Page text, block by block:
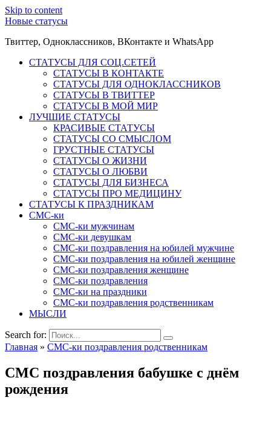
Skip to content
Новые статусы
Твиттер, Одноклассников, ВКонтакте и WhatsApp
СТАТУСЫ ДЛЯ СОЦ.СЕТЕЙ
СТАТУСЫ В КОНТАКТЕ
СТАТУСЫ ДЛЯ ОДНОКЛАССНИКОВ
СТАТУСЫ В ТВИТТЕР
СТАТУСЫ В МОЙ МИР
ЛУЧШИЕ СТАТУСЫ
КРАСИВЫЕ СТАТУСЫ
СТАТУСЫ СО СМЫСЛОМ
ГРУСТНЫЕ СТАТУСЫ
СТАТУСЫ О ЖИЗНИ
СТАТУСЫ О ЛЮБВИ
СТАТУСЫ ДЛЯ БИЗНЕСА
СТАТУСЫ ПРО МЕДИЦИНУ
СТАТУСЫ К ПРАЗДНИКАМ
СМС-ки
СМС-ки мужчинам
СМС-ки девушкам
СМС-ки поздравления на юбилей мужчине
СМС-ки поздравления на юбилей женщине
СМС-ки поздравления женщине
СМС-ки поздравления
СМС-ки на праздники
СМС-ки поздравления родственникам
МЫСЛИ
Search for:
Главная » СМС-ки поздравления родственникам
СМС поздравления бабушке с днём
рождения